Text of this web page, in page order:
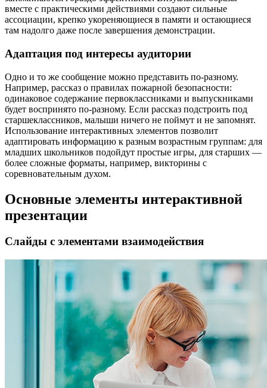
вместе с практическими действиями создают сильные
ассоциации, крепко укореняющиеся в памяти и остающиеся
там надолго даже после завершения демонстрации.
Адаптация под интересы аудитории
Одно и то же сообщение можно представить по-разному.
Например, рассказ о правилах пожарной безопасности:
одинаковое содержание первоклассниками и выпускниками
будет воспринято по-разному. Если рассказ подстроить под
старшеклассников, малыши ничего не поймут и не запомнят.
Использование интерактивных элементов позволит
адаптировать информацию к разным возрастным группам: для
младших школьников подойдут простые игры, для старших —
более сложные форматы, например, викторины с
соревновательным духом.
Основные элементы интерактивной
презентации
Слайды с элементами взаимодействия